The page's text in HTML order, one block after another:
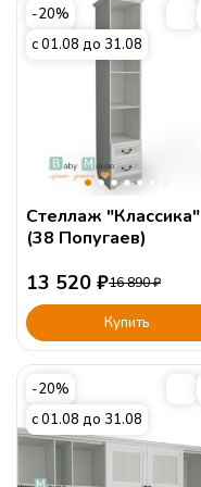
-20%
с 01.08 до 31.08
Стеллаж "Классика"
(38 Попугаев)
13 520 ₽16 890₽
Купить
-20%
с 01.08 до 31.08